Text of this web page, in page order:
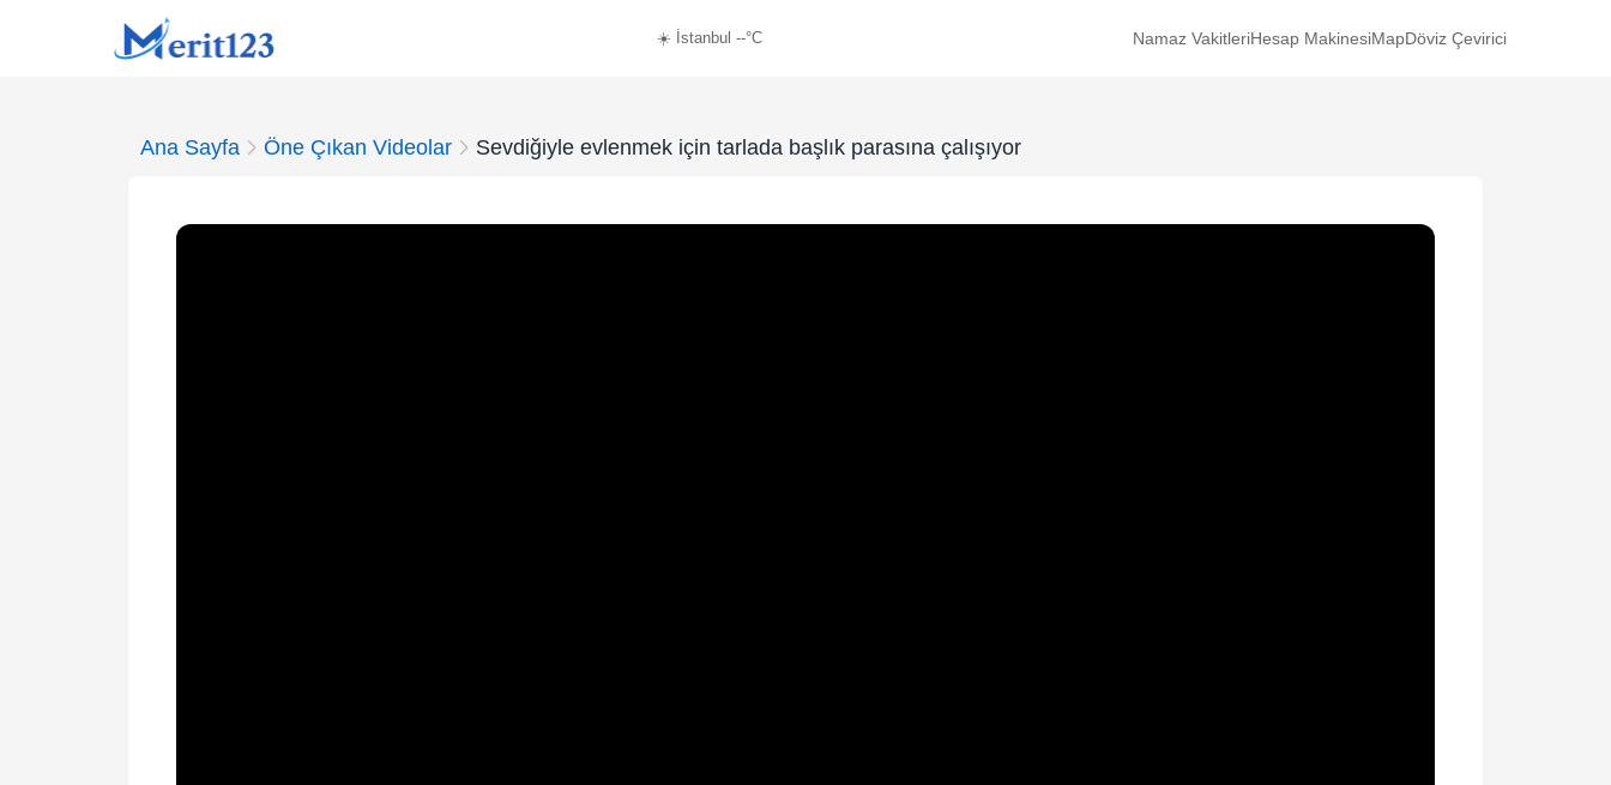
☀️ İstanbul --°C Namaz VakitleriHesap MakinesiMapDöviz Çevirici
Ana Sayfa Öne Çıkan Videolar Sevdiğiyle evlenmek için tarlada başlık parasına çalışıyor